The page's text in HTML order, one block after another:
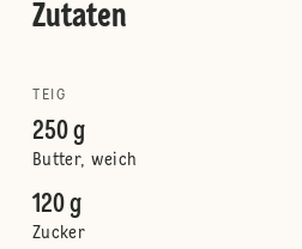
Zutaten
TEIG
250 g
Butter, weich
120 g
Zucker